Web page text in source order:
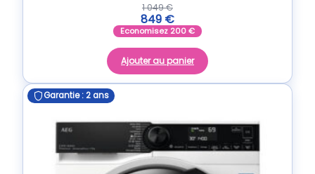
1 049€
849 €
Economisez 200€
Ajouter au panier
Garantie : 2 ans